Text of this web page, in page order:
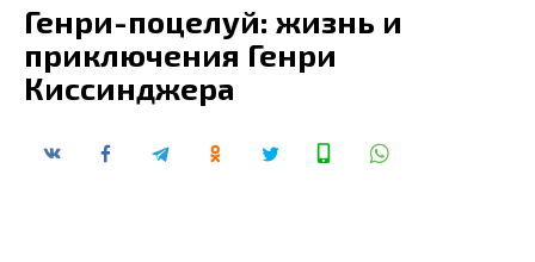
Генри-поцелуй: жизнь и
приключения Генри
Киссинджера